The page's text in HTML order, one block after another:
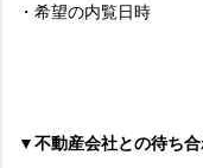
・希望の内覧日時
▼不動産会社との待ち